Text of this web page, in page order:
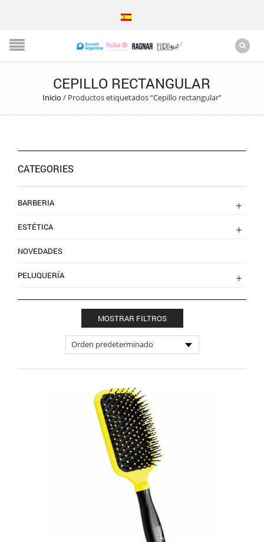
CEPILLO RECTANGULAR
Inicio / Productos etiquetados “Cepillo rectangular”
MOSTRAR FILTROS
CATEGORIES
BARBERIA
ESTÉTICA
NOVEDADES
PELUQUERÍA